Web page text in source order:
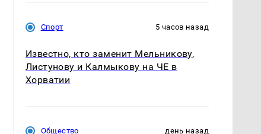
Спорт 5 часов назад
Известно, кто заменит Мельникову,
Листунову и Калмыкову на ЧЕ в
Хорватии
Общество день назад